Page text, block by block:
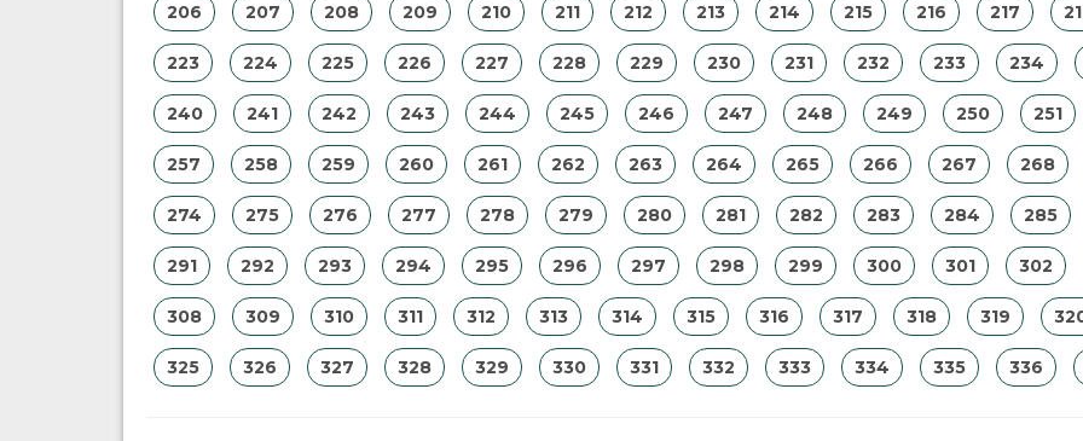
206 207 208 209 210 211 212 213 214 215 216 217
223 224 225 226 227 228 229 230 231 232 233 234
240 241 242 243 244 245 246 247 248 249 250 251
257 258 259 260 261 262 263 264 265 266 267 268
274 275 276 277 278 279 280 281 282 283 284 285
291 292 293 294 295 296 297 298 299 300 301 302
308 309 310 311 312 313 314 315 316 317 318 319
325 326 327 328 329 330 331 332 333 334 335 336